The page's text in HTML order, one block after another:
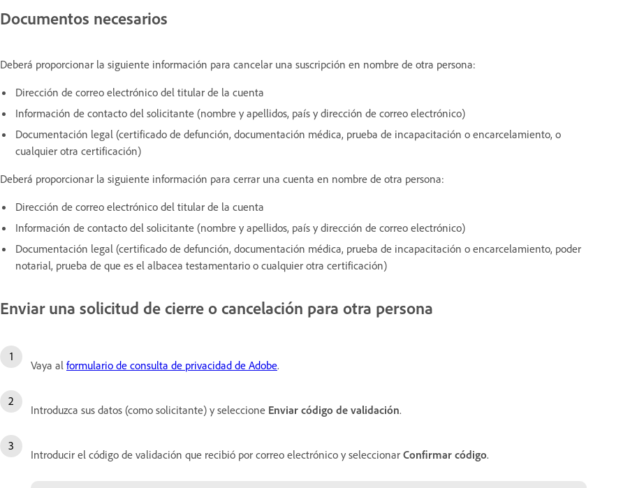
Documentos necesarios
Deberá proporcionar la siguiente información para cancelar una suscripción en nombre de otra persona:
Dirección de correo electrónico del titular de la cuenta
Información de contacto del solicitante (nombre y apellidos, país y dirección de correo electrónico)
Documentación legal (certificado de defunción, documentación médica, prueba de incapacitación o encarcelamiento, o
cualquier otra certificación)
Deberá proporcionar la siguiente información para cerrar una cuenta en nombre de otra persona:
Dirección de correo electrónico del titular de la cuenta
Información de contacto del solicitante (nombre y apellidos, país y dirección de correo electrónico)
Documentación legal (certificado de defunción, documentación médica, prueba de incapacitación o encarcelamiento, poder
notarial, prueba de que es el albacea testamentario o cualquier otra certificación)
Enviar una solicitud de cierre o cancelación para otra persona
Vaya al formulario de consulta de privacidad de Adobe.
Introduzca sus datos (como solicitante) y seleccione Enviar código de validación.
Introducir el código de validación que recibió por correo electrónico y seleccionar Confirmar código.